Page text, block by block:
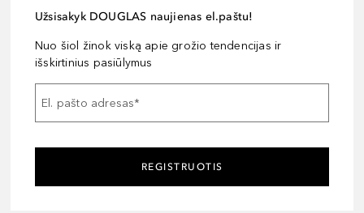
Užsisakyk DOUGLAS naujienas el.paštu!
Nuo šiol žinok viską apie grožio tendencijas ir
išskirtinius pasiūlymus
El. pašto adresas*
REGISTRUOTIS